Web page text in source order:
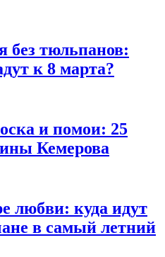
без тюльпанов:
к 8 марта?
и помои: 25
Кемерова
любви: куда идут
в самый летний